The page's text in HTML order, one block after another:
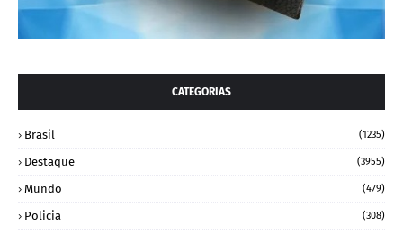
CATEGORIAS
Brasil (1235)
Destaque (3955)
Mundo (479)
Policia (308)